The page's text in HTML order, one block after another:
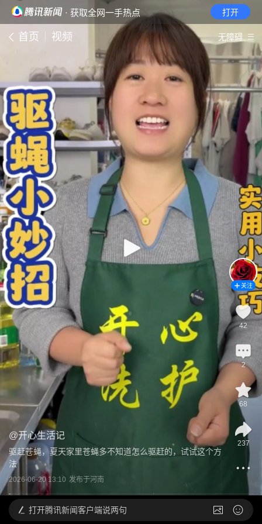
· 获取全网一手热点 打开
首页 视频 无障碍
@开心生活记
驱赶苍蝇，夏天家里苍蝇多不知道怎么驱赶的，试试这个方
法
2026-06-20 13:10 发布于河南
关注
42
2
68
237
打开腾讯新闻客户端说两句